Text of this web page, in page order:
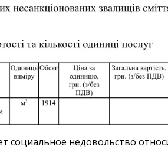
социальное недовольство